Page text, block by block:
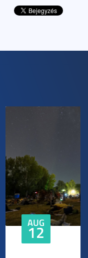
AUG
12